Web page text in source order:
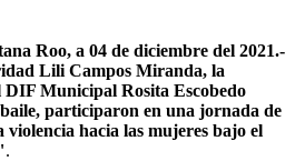
Roo, a 04 de diciembre del 2021.-
Lili Campos Miranda, la
Municipal Rosita Escobedo
participaron en una jornada de
hacia las mujeres bajo el
.